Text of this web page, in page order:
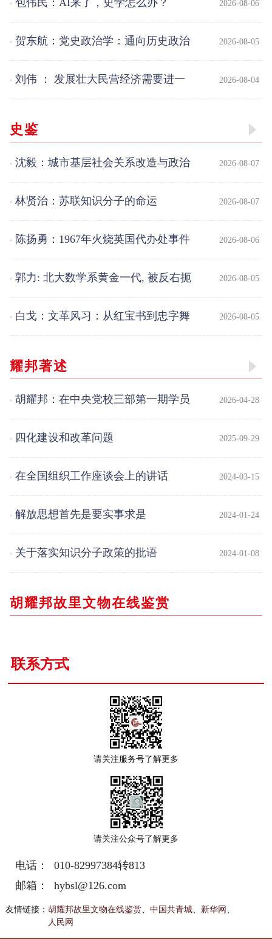
包伟民：AI来了，史学怎么办？ 2026-08-06
贺东航：党史政治学：通向历史政治
学与中共党史研究的对话与互鉴
2026-08-05
刘伟 ： 发展壮大民营经济需要进一 2026-08-04
史鉴
沈毅：城市基层社会关系改造与政治
运动进程研究（1949—1976）
2026-08-07
林贤治：苏联知识分子的命运 2026-08-07
陈扬勇：1967年火烧英国代办处事件
前后，周恩来如何苦撑危局
2026-08-06
郭力: 北大数学系黄金一代, 被反右扼
杀
2026-08-05
白戈：文革风习：从红宝书到忠字舞 2026-08-05
耀邦著述
胡耀邦：在中央党校三部第一期学员
结业会上的讲话
2026-04-28
四化建设和改革问题 2025-09-29
在全国组织工作座谈会上的讲话 2024-03-15
解放思想首先是要实事求是 2024-01-24
关于落实知识分子政策的批语 2024-01-08
胡耀邦故里文物在线鉴赏
联系方式
请关注服务号了解更多
请关注公众号了解更多
电话： 010-82997384转813
邮箱： hybsl@126.com
友情链接： 胡耀邦故里文物在线鉴赏、 中国共青城、 新华网
人民网